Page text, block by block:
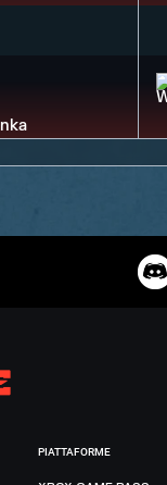
PIATTAFORME